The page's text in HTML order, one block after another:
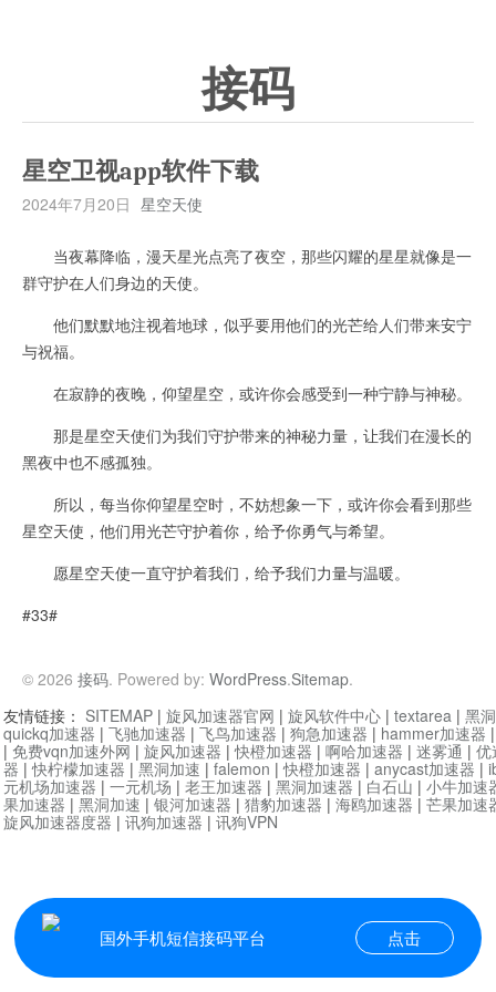
接码
星空卫视app软件下载
2024年7月20日 星空天使
当夜幕降临，漫天星光点亮了夜空，那些闪耀的星星就像是一
群守护在人们身边的天使。
他们默默地注视着地球，似乎要用他们的光芒给人们带来安宁
与祝福。
在寂静的夜晚，仰望星空，或许你会感受到一种宁静与神秘。
那是星空天使们为我们守护带来的神秘力量，让我们在漫长的
黑夜中也不感孤独。
所以，每当你仰望星空时，不妨想象一下，或许你会看到那些
星空天使，他们用光芒守护着你，给予你勇气与希望。
愿星空天使一直守护着我们，给予我们力量与温暖。
#33#
© 2026 接码. Powered by: WordPress.Sitemap.
国外手机短信接码平台 点击
友情链接： SITEMAP | 旋风加速器官网 | 旋风软件中心 | textarea | 黑
quickq加速器 | 飞驰加速器 | 飞鸟加速器 | 狗急加速器 | hammer加速器
| 免费vqn加速外网 | 旋风加速器 |快橙加速器 | 啊哈加速器 | 迷雾通 | 优
器 |快柠檬加速器 | 黑洞加速 | falemon |快橙加速器 | anycast加速器 |
元机场加速器 | 一元机场 | 老王加速器 | 黑洞加速器 | 白石山 | 小牛加速
果加速器 | 黑洞加速 | 银河加速器 | 猎豹加速器 | 海鸥加速器 | 芒果加速
旋风加速器度器 | 讯狗加速器 | 讯狗VPN